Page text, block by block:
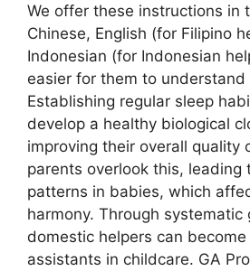
We offer these instructions in
Chinese, English (for Filipino
Indonesian (for Indonesian
easier for them to
Establishing regular sleep
develop a healthy biological
improving their overall quality
parents overlook this, leading
patterns in babies, which
harmony. Through systematic
domestic helpers can
assistants in childcare. GA